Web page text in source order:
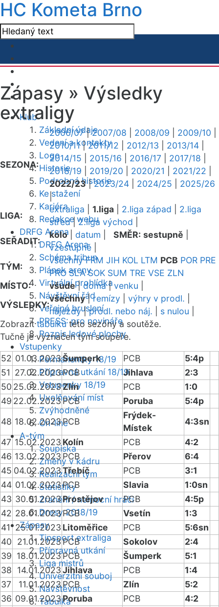
HC Kometa Brno
Klub
Základní údaje
Vedení a kontakty
Logo
Historie
Podrobná historie
Ke stažení
Kariéra
Redakce webu
DRFG Arena
DRFG Arena
Schéma tribun
Plánek areny
Virtuální prohlídka
Návštěvní řád
Veřejné bruslení
PRESS: pro novináře
Rozpis ledové plochy
Vstupenky
Permanentky 18/19
Přípravná utkání 18/19
Vstupenky 18/19
Uvolňování míst
Zvýhodněné
On-line
A-tým
Soupiska
Změny v kádru
Realizační tým
Statistiky
Zranění / nemocní hráči
Dresy 2018/19
Zápasy
Tipsport extraliga
Přípravná utkání
Liga mistrů
Univerzitní souboj
Návštěvnost
Tabulka
Zápasy » Výsledky
extraligy
SEZONA:
2006/07|2007/08 2008/09 2009/10
2010/11|2011/12 2012/13 2013/14
2014/15
2015/16 2016/17 2017/18
2018/19
2019/20 2020/21 2021/22
2022/23|2023/24 2024/25
2025/26
|
LIGA:
extraliga 1.liga 2.liga západ
2.liga
střed|2.liga východ
SEŘADIT:
kolo| datum SMĚR: sestupně
vzestupně
TÝM:
všechny FRM JIH KOL LTM PCB POR PRE
PRO SLA SOK SUM TRE VSE ZLN
MÍSTO:
všude|doma|venku
VÝSLEDKY:
všechny|remízy výhry v prodl.
nájezdy|prodl. nebo náj. s nulou
Zobrazittabulkutéto sezóny a soutěže.
Tučně je vyznačen tým soupeře.
52 01.03.2023Šumperk PCB
5:4p
51 27.02.2023PCB Jihlava
2:3
50 25.02.2023Zlín PCB
1:0
49 22.02.2023 PCB Poruba
5:4p
48 18.02.2023PCB
Frýdek-
Místek
4:3sn
47 15.02.2023 Kolín PCB
4:2
46 13.02.2023 PCB Přerov
6:4
45 04.02.2023Třebíč PCB
3:1
44 01.02.2023PCB Slavia
1:0sn
43 30.01.2023Prostějov PCB
4:5p
42 28.01.2023PCB Vsetín
1:3
41
25.01.2023 Litoměřice PCB
5:6sn
40
21.01.2023PCB Sokolov
2:4
39 18.01.2023PCB Šumperk
5:1
38
14.01.2023Jihlava PCB
1:4
37
11.01.2023PCB Zlín
5:2
36 09.01.2023 Poruba PCB
4:2